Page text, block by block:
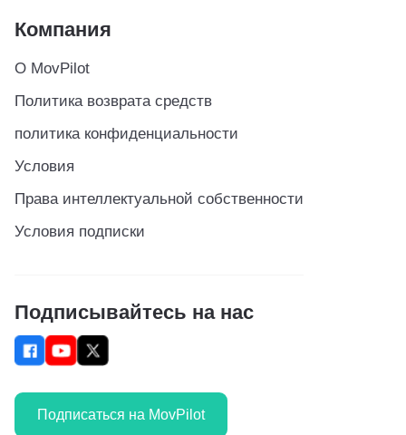
Компания
О MovPilot
Политика возврата средств
политика конфиденциальности
Условия
Права интеллектуальной собственности
Условия подписки
Подписывайтесь на нас
Подписаться на MovPilot